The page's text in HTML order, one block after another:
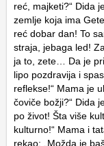
reć, majketi?“ Dida
zemlje koja ima
reć dobar dan! To
straja, jebaga led!
ja to, zete… Da je
lipo pozdravija i
reflekse!“ Mama je
čoviče božji?“ Dida
po život! Šta više
kulturno!“ Mama i
rekao: „Možda je